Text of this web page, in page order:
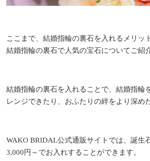
ここまで、結婚指輪の裏石を入れるメリッ
結婚指輪の裏石で人気の宝石についてご紹
結婚指輪の裏石を入れることで、結婚指輪
レンジできたり、おふたりの絆をより深め
WAKO BRIDAL公式通販サイトでは、誕生
3,000円～でお入れすることができます。